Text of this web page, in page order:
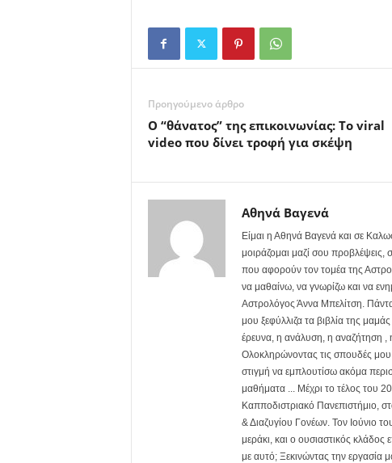
Προηγούμενο άρθρο
Ο “θάνατος” της επικοινωνίας: Το viral
video που δίνει τροφή για σκέψη
Αθηνά Βαγενά
Είμαι η Αθηνά Βαγενά και σε
μοιράζομαι μαζί σου προβλέψεις,
που αφορούν τον τομέα της
να μαθαίνω, να γνωρίζω και να
Αστρολόγος Άννα Μπελίτση.
μου ξεφύλλιζα τα βιβλία της
έρευνα, η ανάλυση, η αναζήτηση ,
Ολοκληρώνοντας τις σπουδές
στιγμή να εμπλουτίσω ακόμα
μαθήματα ... Μέχρι το τέλος του
Καπποδιστριακό Πανεπιστήμιο,
& Διαζυγίου Γονέων. Τον Ιούνιο
μεράκι, και ο ουσιαστικός
με αυτό; Ξεκινώντας την